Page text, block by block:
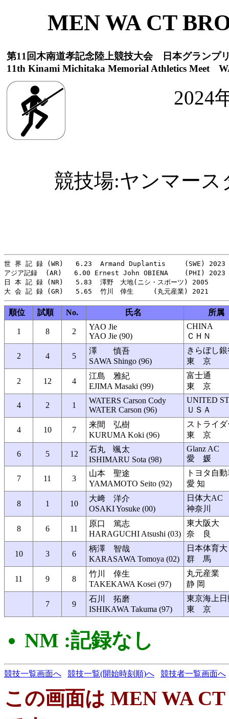
MEN WA CT
第11回木南道孝記念陸上競技大会 日本グランプ
11th Kinami Michitaka Memorial Athletics Meet
2024
競技場:ヤンマー
世 界 記 録 (WR)   6.23  Armand Duplantis 　  (SWE) 2023
アジア記録  (AR)   6.00 Ernest John OBIENA    (PHI) 2023
日 本 記 録 (NR)   5.83  澤野　大地(ニシ・スポーツ) 2005
順位 試順 No. 氏名 所属
1 8 2
YAO Jie
YAO Jie (90)
CHINA
ＣＨＮ
2 4 5
澤 慎吾
SAWA Shingo (96)
きらぼし
東 京
2 12 4
江島 雅紀
EJIMA Masaki (99)
富士通
東 京
4 2 1
WATERS Carson Cody
WATER Carson (96)
UNITED
ＵＳＡ
4 10 7
来間 弘樹
KURUMA Koki (96)
ストライ
東 京
6 5 12
石丸 颯太
ISHIMARU Sota (98)
Glanz AC
愛 媛
7 11 3
山本 聖途
YAMAMOTO Seito (92)
トヨタ自
愛 知
8 1 10
大﨑 洋介
OSAKI Yosuke (00)
日体大AC
神奈川
8 6 11
原口 篤志
HARAGUCHI Atsushi (03)
東大阪大
奈 良
10 3 6
柄澤 智哉
KARASAWA Tomoya (02)
日本体育大
群 馬
11 9 8
竹川 倖生
TAKEKAWA Kosei (97)
丸元産業
静 岡
7 9
石川 拓磨
ISHIKAWA Takuma (97)
東京海上日
東 京
NM :記録なし
競技一覧画面へ 競技一覧(開始時刻順)へ 競技者一覧画面へ
この画面は MEN WA